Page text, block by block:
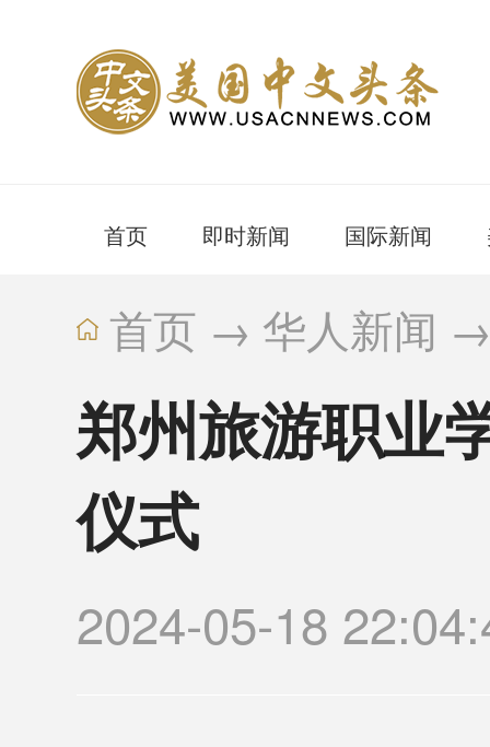
首页 即时新闻 国际新闻
首页 → 华人新闻
郑州旅游职业
仪式
2024-05-18